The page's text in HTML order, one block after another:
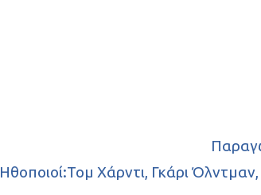
Ηθοποιοί:Τομ Χάρντι, Γκάρι